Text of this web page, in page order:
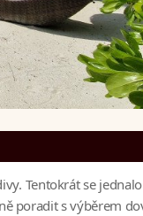
Tentokrát se
poradit s výběrem